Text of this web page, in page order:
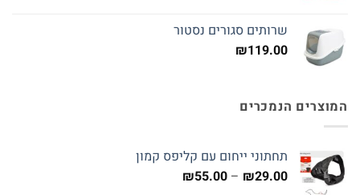
שרותים סגורים נסטור
₪119.00
המוצרים הנמכרים
תחתוני ייחום עם קליפס קמון
₪29.00
–
₪55.00